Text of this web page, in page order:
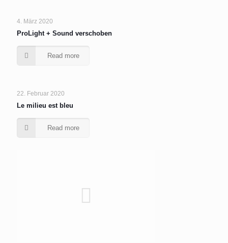
4. März 2020
ProLight + Sound verschoben
Read more
22. Februar 2020
Le milieu est bleu
Read more